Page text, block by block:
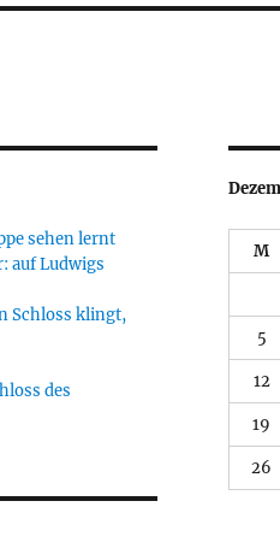
sehen lernt
auf Ludwigs
Schloss klingt,
des
M
5
12
19
26